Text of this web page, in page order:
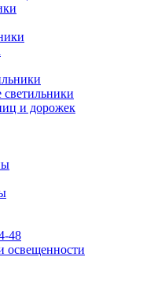
и дорожек
48
освещенности